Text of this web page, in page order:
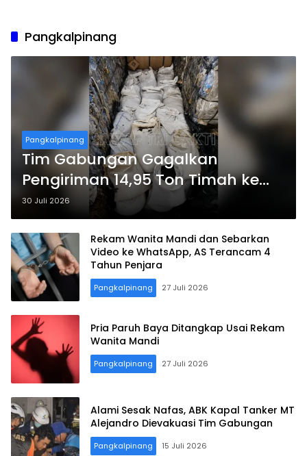
Pangkalpinang
Pangkalpinang
Tim Gabungan Gagalkan
Pengiriman 14,95 Ton Timah ke
Jakarta
30 Juli 2026
Rekam Wanita Mandi dan Sebarkan
Video ke WhatsApp, AS Terancam 4
Tahun Penjara
Pangkalpinang 27 Juli 2026
Pria Paruh Baya Ditangkap Usai Rekam
Wanita Mandi
Pangkalpinang 27 Juli 2026
Alami Sesak Nafas, ABK Kapal Tanker MT
Alejandro Dievakuasi Tim Gabungan
Pangkalpinang 15 Juli 2026